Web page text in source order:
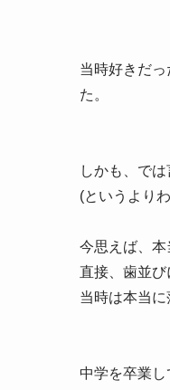
当時好きだ
た。
しかも、で
(というより
今思えば、本
直接、歯並
当時は本当に
中学を卒業